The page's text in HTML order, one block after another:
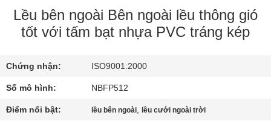
TÔI
QUAN
NHÀ
MÁY
Lều bên ngoài Bên ngoài lều thông gió
tốt với tấm bạt nhựa PVC tráng kép
Chứng nhận: ISO9001:2000
Số mô hình: NBFP512
Điểm nổi bật: lều bên ngoài, lều cưới ngoài trời